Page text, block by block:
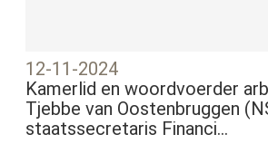
12-11-2024
Kamerlid en woordvoerder
Tjebbe van Oostenbruggen
staatssecretaris Financi...